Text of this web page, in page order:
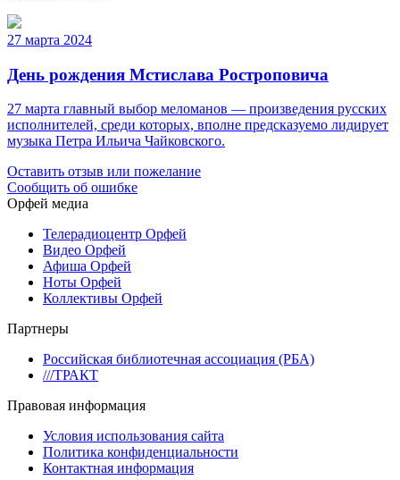
27 марта 2024
День рождения Мстислава Ростроповича
27 марта главный выбор меломанов — произведения русских
исполнителей, среди которых, вполне предсказуемо лидирует
музыка Петра Ильича Чайковского.
Оставить отзыв или пожелание
Сообщить об ошибке
Орфей медиа
Телерадиоцентр Орфей
Видео Орфей
Афиша Орфей
Ноты Орфей
Коллективы Орфей
Партнеры
Российская библиотечная ассоциация (РБА)
///ТРАКТ
Правовая информация
Условия использования сайта
Политика конфиденциальности
Контактная информация